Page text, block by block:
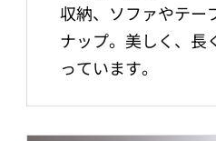
収納、ソファやテー
ナップ。美しく、長
っています。